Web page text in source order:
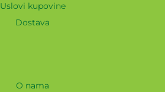
Uslovi kupovine
Dostava
O nama